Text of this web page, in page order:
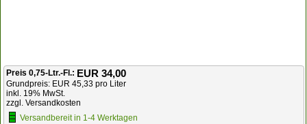
Preis 0,75-Ltr.-Fl.: EUR 34,00
Grundpreis: EUR 45,33 pro Liter
inkl. 19% MwSt.
zzgl. Versandkosten
Versandbereit in 1-4 Werktagen